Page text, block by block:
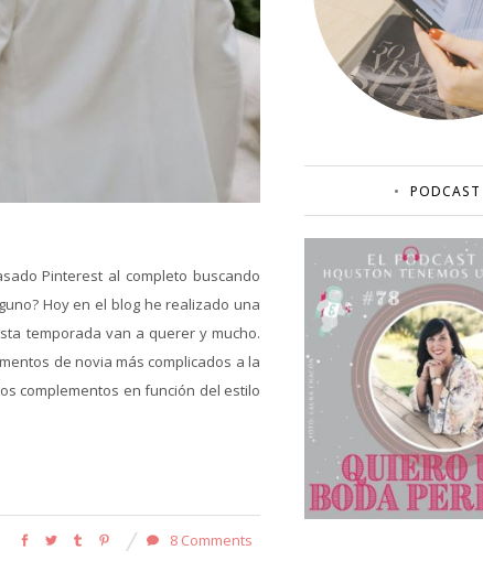
Pinterest al completo buscando
Hoy en el blog he realizado una
temporada van a querer y mucho.
de novia más complicados a la
complementos en función del estilo
8 Comments
PODCAST